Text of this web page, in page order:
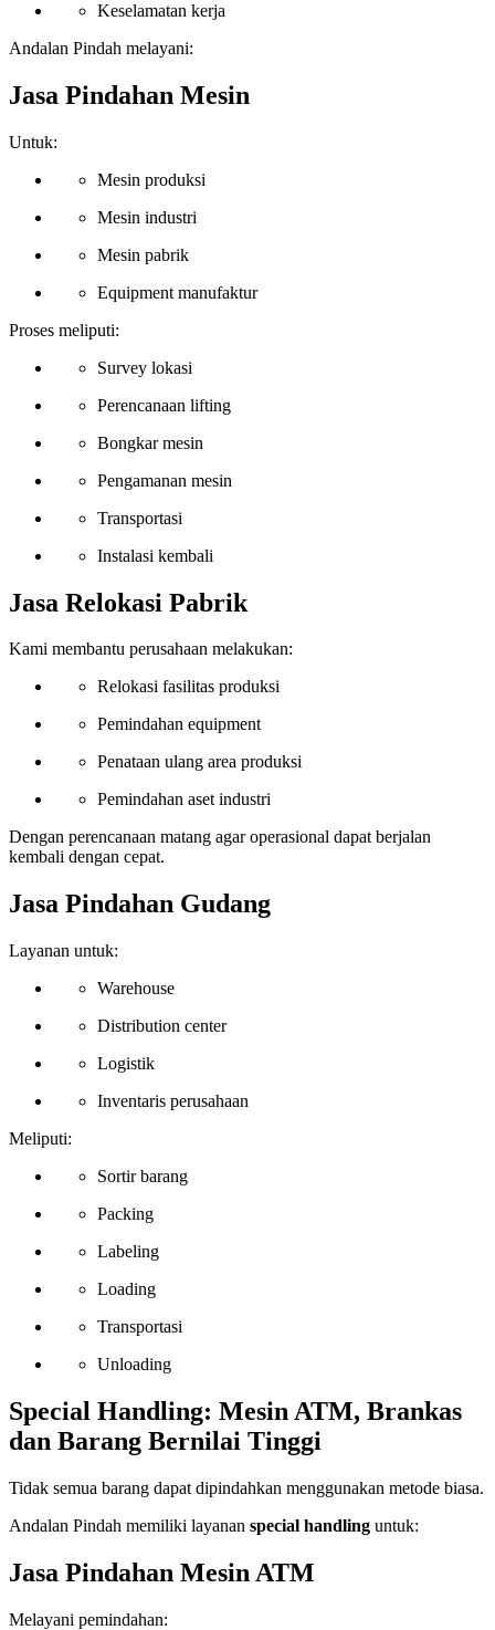
Keselamatan kerja
Andalan Pindah melayani:
Jasa Pindahan Mesin
Untuk:
Mesin produksi
Mesin industri
Mesin pabrik
Equipment manufaktur
Proses meliputi:
Survey lokasi
Perencanaan lifting
Bongkar mesin
Pengamanan mesin
Transportasi
Instalasi kembali
Jasa Relokasi Pabrik
Kami membantu perusahaan melakukan:
Relokasi fasilitas produksi
Pemindahan equipment
Penataan ulang area produksi
Pemindahan aset industri
Dengan perencanaan matang agar operasional dapat berjalan
kembali dengan cepat.
Jasa Pindahan Gudang
Layanan untuk:
Warehouse
Distribution center
Logistik
Inventaris perusahaan
Meliputi:
Sortir barang
Packing
Labeling
Loading
Transportasi
Unloading
Special Handling: Mesin ATM, Brankas
dan Barang Bernilai Tinggi
Tidak semua barang dapat dipindahkan menggunakan metode biasa.
Andalan Pindah memiliki layanan special handling untuk:
Jasa Pindahan Mesin ATM
Melayani pemindahan: